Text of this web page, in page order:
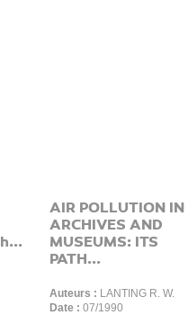
AIR POLLUTION IN
ARCHIVES AND
MUSEUMS: ITS
PATH...
Auteurs : LANTING R. W.
Date : 07/1990